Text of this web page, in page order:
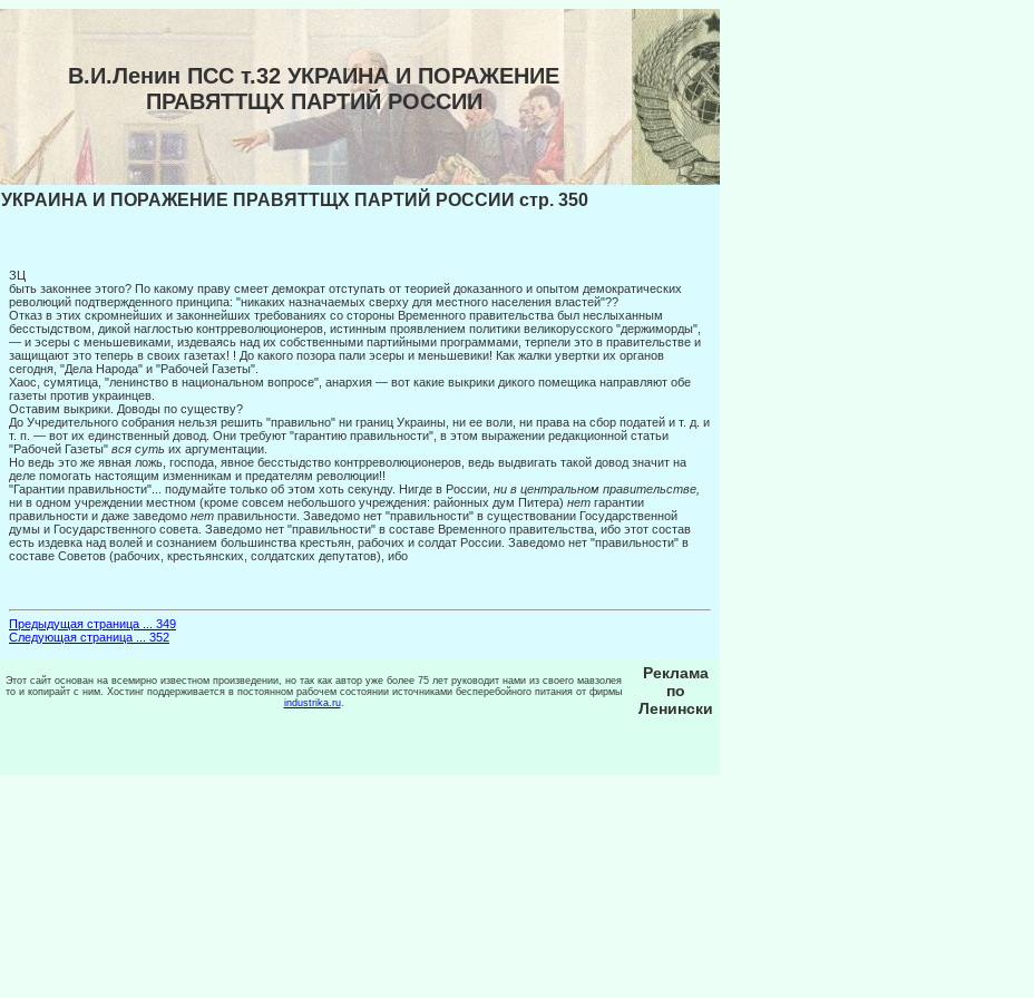
В.И.Ленин ПСС т.32 УКРАИНА И ПОРАЖЕНИЕ
ПРАВЯТТЩХ ПАРТИЙ РОССИИ
УКРАИНА И ПОРАЖЕНИЕ ПРАВЯТТЩХ ПАРТИЙ РОССИИ стр. 350
ЗЦ
быть законнее этого? По какому праву смеет демократ отступать от теорией доказанно­го и опытом демократических
революций подтвержденного принципа: "никаких назна­чаемых сверху для местного населения властей"??
Отказ в этих скромнейших и законнейших требованиях со стороны Временного пра­вительства был неслыханным
бесстыдством, дикой наглостью контрреволюционеров, истинным проявлением политики великорусского "держиморды",
— и эсеры с мень­шевиками, издеваясь над их собственными партийными программами, терпели это в правительстве и
защищают это теперь в своих газетах! ! До какого позора пали эсеры и меньшевики! Как жалки увертки их органов
сегодня, "Дела Народа" и "Рабочей Газе­ты".
Хаос, сумятица, "ленинство в национальном вопросе", анархия — вот какие выкри­ки дикого помещика направляют обе
газеты против украинцев.
Оставим выкрики. Доводы по существу?
До Учредительного собрания нельзя решить "правильно" ни границ Украины, ни ее воли, ни права на сбор податей и т. д. и
т. п. — вот их единственный довод. Они требу­ют "гарантию правильности", в этом выражении редакционной статьи
"Рабочей Газе­ты" вся суть их аргументации.
Но ведь это же явная ложь, господа, явное бесстыдство контрреволюционеров, ведь выдвигать такой довод значит на
деле помогать настоящим изменникам и предателям революции!!
"Гарантии правильности"... подумайте только об этом хоть секунду. Нигде в России, ни в центральном правительстве,
ни в одном учреждении местном (кроме совсем не­большого учреждения: районных дум Питера) нет гарантии
правильности и даже заве­домо нет правильности. Заведомо нет "правильности" в существовании Государствен­ной
думы и Государственного совета. Заведомо нет "правильности" в составе Времен­ного правительства, ибо этот состав
есть издевка над волей и сознанием большинства крестьян, рабочих и солдат России. Заведомо нет "правильности" в
составе Советов (рабочих, крестьянских, солдатских депутатов), ибо
Предыдущая страница ... 349
Следующая страница ... 352
Этот сайт основан на всемирно известном произведении, но так как автор уже более 75 лет руководит нами из своего мавзолея
то и копирайт с ним. Хостинг поддерживается в постоянном рабочем состоянии источниками бесперебойного питания от фирмы
industrika.ru.
Реклама
по
Ленински